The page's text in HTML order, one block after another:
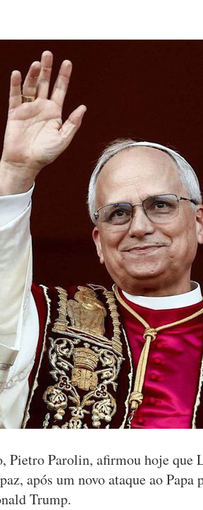
Pietro Parolin, afirmou hoje que
após um novo ataque ao Papa
Trump.